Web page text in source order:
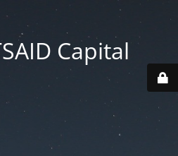
Capital